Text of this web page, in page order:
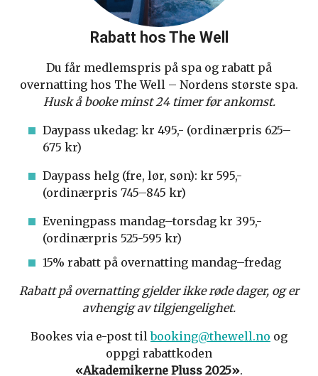
Rabatt hos The Well
Du får medlemspris på spa og rabatt på
overnatting hos The Well – Nordens største spa.
Husk å booke minst 24 timer før ankomst.
Daypass ukedag: kr 495,- (ordinærpris 625–
675 kr)
Daypass helg (fre, lør, søn): kr 595,-
(ordinærpris 745–845 kr)
Eveningpass mandag–torsdag kr 395,-
(ordinærpris 525-595 kr)
15% rabatt på overnatting mandag–fredag
Rabatt på overnatting gjelder ikke røde dager, og er
avhengig av tilgjengelighet.
Bookes via e-post tilbooking@thewell.no og
oppgi rabattkoden
«Akademikerne Pluss 2025».